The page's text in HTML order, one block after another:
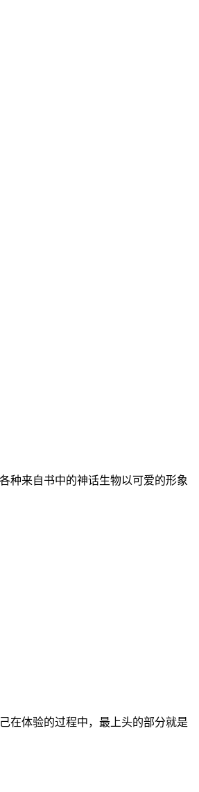
种来自书中的神话生物以可爱的形象
在体验的过程中，最上头的部分就是